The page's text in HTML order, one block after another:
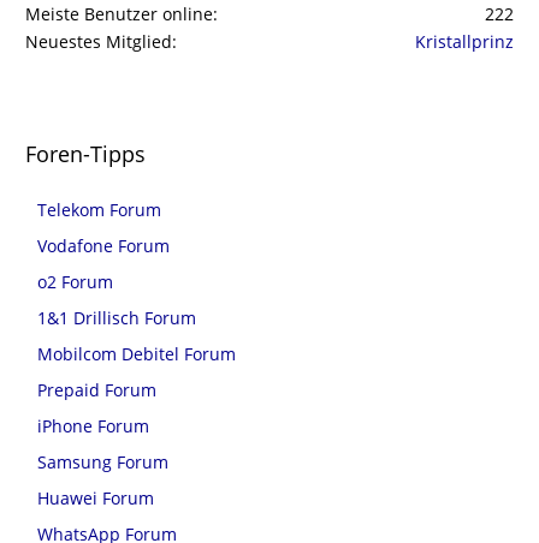
Meiste Benutzer online
222
Neuestes Mitglied
Kristallprinz
Foren-Tipps
Telekom Forum
Vodafone Forum
o2 Forum
1&1 Drillisch Forum
Mobilcom Debitel Forum
Prepaid Forum
iPhone Forum
Samsung Forum
Huawei Forum
WhatsApp Forum